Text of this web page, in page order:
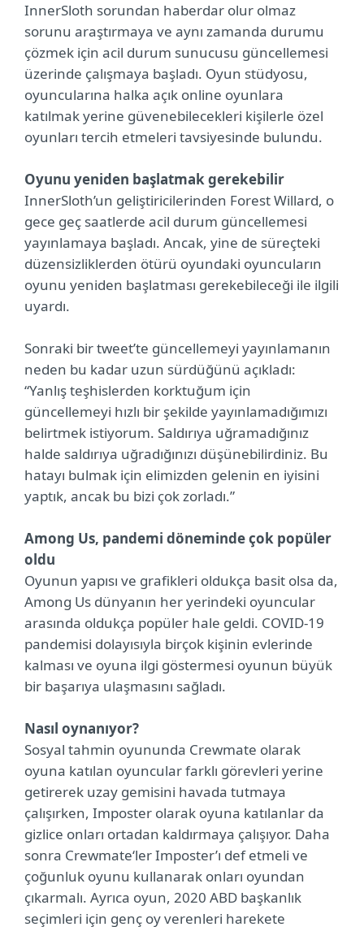
InnerSloth sorundan haberdar olur olmaz
sorunu araştırmaya ve aynı zamanda durumu
çözmek için acil durum sunucusu güncellemesi
üzerinde çalışmaya başladı. Oyun stüdyosu,
oyuncularına halka açık online oyunlara
katılmak yerine güvenebilecekleri kişilerle özel
oyunları tercih etmeleri tavsiyesinde bulundu.
Oyunu yeniden başlatmak gerekebilir
InnerSloth’un geliştiricilerinden Forest Willard, o
gece geç saatlerde acil durum güncellemesi
yayınlamaya başladı. Ancak, yine de süreçteki
düzensizliklerden ötürü oyundaki oyuncuların
oyunu yeniden başlatması gerekebileceği ile ilgili
uyardı.
Sonraki bir tweet’te güncellemeyi yayınlamanın
neden bu kadar uzun sürdüğünü açıkladı:
“Yanlış teşhislerden korktuğum için
güncellemeyi hızlı bir şekilde yayınlamadığımızı
belirtmek istiyorum. Saldırıya uğramadığınız
halde saldırıya uğradığınızı düşünebilirdiniz. Bu
hatayı bulmak için elimizden gelenin en iyisini
yaptık, ancak bu bizi çok zorladı.”
Among Us, pandemi döneminde çok popüler
oldu
Oyunun yapısı ve grafikleri oldukça basit olsa da,
Among Us dünyanın her yerindeki oyuncular
arasında oldukça popüler hale geldi. COVID-19
pandemisi dolayısıyla birçok kişinin evlerinde
kalması ve oyuna ilgi göstermesi oyunun büyük
bir başarıya ulaşmasını sağladı.
Nasıl oynanıyor?
Sosyal tahmin oyununda Crewmate olarak
oyuna katılan oyuncular farklı görevleri yerine
getirerek uzay gemisini havada tutmaya
çalışırken, Imposter olarak oyuna katılanlar da
gizlice onları ortadan kaldırmaya çalışıyor. Daha
sonra Crewmate‘ler Imposter’ı def etmeli ve
çoğunluk oyunu kullanarak onları oyundan
çıkarmalı. Ayrıca oyun, 2020 ABD başkanlık
seçimleri için genç oy verenleri harekete